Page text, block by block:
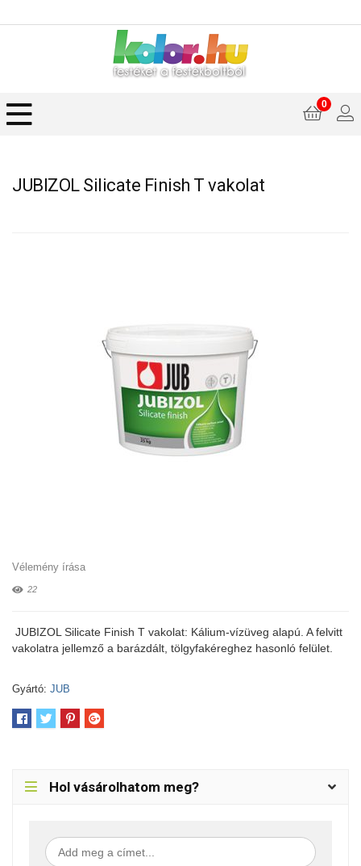
0
JUBIZOL Silicate Finish T vakolat
Vélemény írása
22
JUBIZOL Silicate Finish T vakolat: Kálium-vízüveg alapú. A felvitt
vakolatra jellemző a barázdált, tölgyfakéreghez hasonló felület.
Gyártó: JUB
Hol vásárolhatom meg?